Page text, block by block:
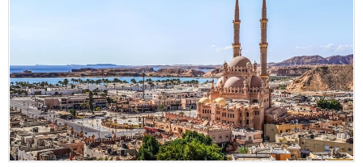
Tree Corners Amira Safaga 3*